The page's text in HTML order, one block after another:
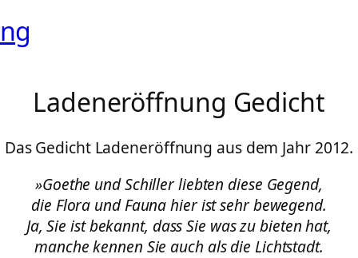
Ladeneröffnung Gedicht
Das Gedicht Ladeneröffnung aus dem Jahr 2012.
»Goethe und Schiller liebten diese Gegend,
die Flora und Fauna hier ist sehr bewegend.
Ja, Sie ist bekannt, dass Sie was zu bieten hat,
manche kennen Sie auch als die Lichtstadt.